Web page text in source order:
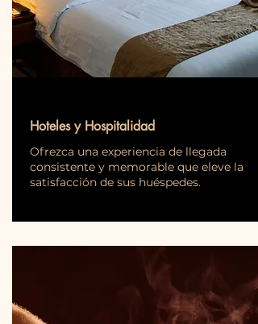
Hoteles y Hospitalidad
Ofrezca una experiencia de llegada
consistente y memorable que eleve la
satisfacción de sus huéspedes.